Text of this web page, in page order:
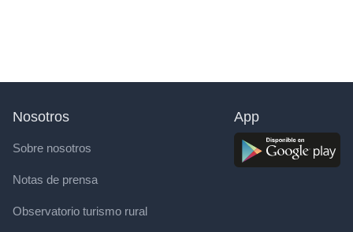
Nosotros
Sobre nosotros
Notas de prensa
Observatorio turismo rural
App